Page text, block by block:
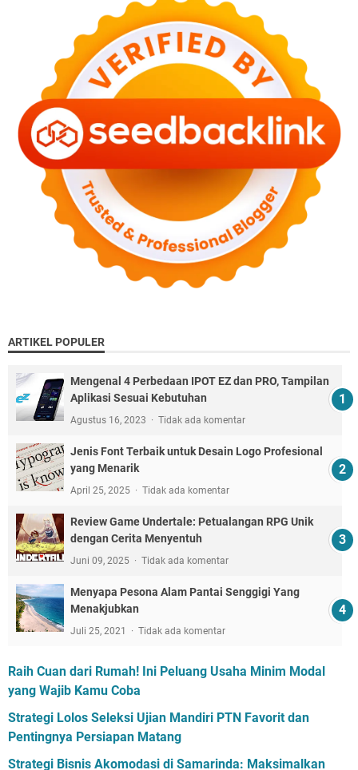
ARTIKEL POPULER
Mengenal 4 Perbedaan IPOT EZ dan PRO, Tampilan
Aplikasi Sesuai Kebutuhan
Agustus 16, 2023 Tidak ada komentar
Jenis Font Terbaik untuk Desain Logo Profesional
yang Menarik
April 25, 2025 Tidak ada komentar
Review Game Undertale: Petualangan RPG Unik
dengan Cerita Menyentuh
Juni 09, 2025 Tidak ada komentar
Menyapa Pesona Alam Pantai Senggigi Yang
Menakjubkan
Juli 25, 2021 Tidak ada komentar
Raih Cuan dari Rumah! Ini Peluang Usaha Minim Modal
yang Wajib Kamu Coba
Strategi Lolos Seleksi Ujian Mandiri PTN Favorit dan
Pentingnya Persiapan Matang
Strategi Bisnis Akomodasi di Samarinda: Maksimalkan